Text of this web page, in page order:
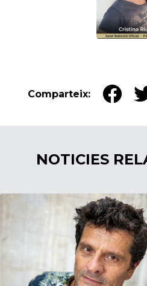
Comparteix:
NOTICIES
18/05/2026